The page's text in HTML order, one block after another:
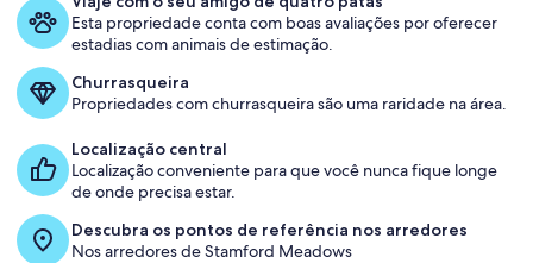
Opções para refeição ao ar livre
Esta propriedade conta com boas avaliações por oferecer
estadias com animais de estimação.
Churrasqueira
Propriedades com churrasqueira são uma raridade na área.
Localização central
Localização conveniente para que você nunca fique longe
de onde precisa estar.
Descubra os pontos de referência nos arredores
Nos arredores de Stamford Meadows